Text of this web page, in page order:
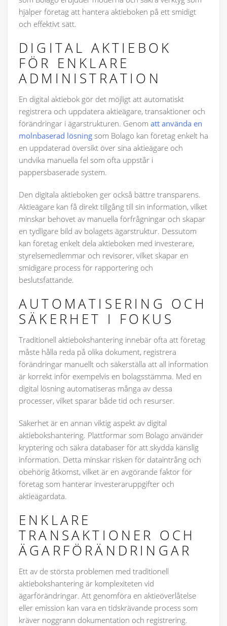
hjälper företag att hantera aktieboken på ett smidigt
och effektivt sätt.
DIGITAL AKTIEBOK
FÖR ENKLARE
ADMINISTRATION
En digital aktiebok gör det möjligt att automatiskt
registrera och uppdatera aktieägare, transaktioner och
förändringar i ägarstrukturen. Genom att använda en
molnbaserad lösning som Bolago kan företag enkelt ha
en uppdaterad översikt över sina aktieägare och
undvika manuella fel som ofta uppstår i
pappersbaserade system.
Den digitala aktieboken ger också bättre transparens.
Aktieägare kan få direkt tillgång till sin information, vilket
minskar behovet av manuella förfrågningar och skapar
en tydligare bild av bolagets ägarstruktur. Dessutom
kan företag enkelt dela aktieboken med investerare,
styrelsemedlemmar och revisorer, vilket skapar en
smidigare process för rapportering och
beslutsfattande.
AUTOMATISERING OCH
SÄKERHET I FOKUS
Traditionell aktiebokshantering innebär ofta att företag
måste hålla reda på olika dokument, registrera
förändringar manuellt och säkerställa att all information
är korrekt inför exempelvis en bolagsstämma. Med en
digital lösning automatiseras många av dessa
processer, vilket sparar både tid och resurser.
Säkerhet är en annan viktig aspekt av digital
aktiebokshantering. Plattformar som Bolago använder
kryptering och säkra databaser för att skydda känslig
information. Detta minskar risken för dataintrång och
obehörig åtkomst, vilket är en avgörande faktor för
företag som hanterar investeraruppgifter och
aktieägardata.
ENKLARE
TRANSAKTIONER OCH
ÄGARFÖRÄNDRINGAR
Ett av de största problemen med traditionell
aktiebokshantering är komplexiteten vid
ägarförändringar. Att genomföra en aktieöverlåtelse
eller emission kan vara en tidskrävande process som
kräver noggrann dokumentation och registrering.